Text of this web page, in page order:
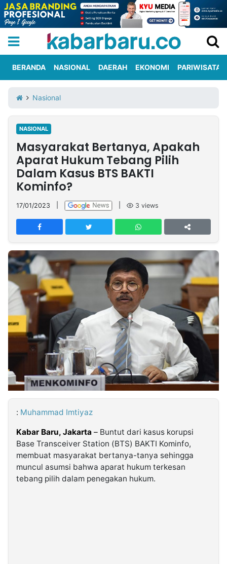
Iklan
Berita
Kami
Nasional
International
Olahraga
Entertainment
Daerah
Pariwisata
Kuliner
Kolom
Network
PT
TREETAN
MULTIMEDIA
INDONESIA
Partner
Insight
Suara
Time
Lens
Daily
Jogja
Jalan
Rakyat
Idealita
News
Kita
Notice
Dinamikapost.com
Radar
Seedbacklink
Follow
Kabarbaru
BERANDA NASIONAL DAERAH EKONOMI PARIWISATA
Nasional
NASIONAL
Masyarakat Bertanya, Apakah
Aparat Hukum Tebang Pilih
Dalam Kasus BTS BAKTI
Kominfo?
17/01/2023 3 views
: Muhammad Imtiyaz
Kabar Baru, Jakarta – Buntut dari kasus korupsi
Base Transceiver Station (BTS) BAKTI Kominfo,
membuat masyarakat bertanya-tanya sehingga
muncul asumsi bahwa aparat hukum terkesan
tebang pilih dalam penegakan hukum.